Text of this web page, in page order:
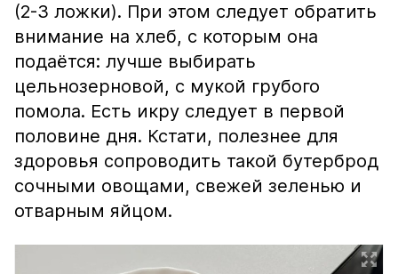
(2-3 ложки). При этом следует обратить
внимание на хлеб, с которым она
подаётся: лучше выбирать
цельнозерновой, с мукой грубого
помола. Есть икру следует в первой
половине дня. Кстати, полезнее для
здоровья сопроводить такой бутерброд
сочными овощами, свежей зеленью и
отварным яйцом.